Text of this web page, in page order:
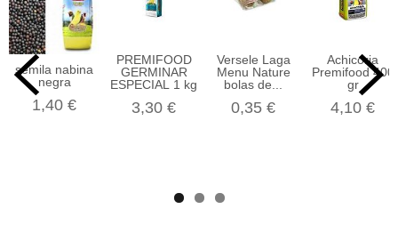
semila nabina
negra
1,40 €
PREMIFOOD
GERMINAR
ESPECIAL 1 kg
3,30 €
Versele Laga
Menu Nature
bolas de...
0,35 €
Achicoria
Premifood 400
gr
4,10 €